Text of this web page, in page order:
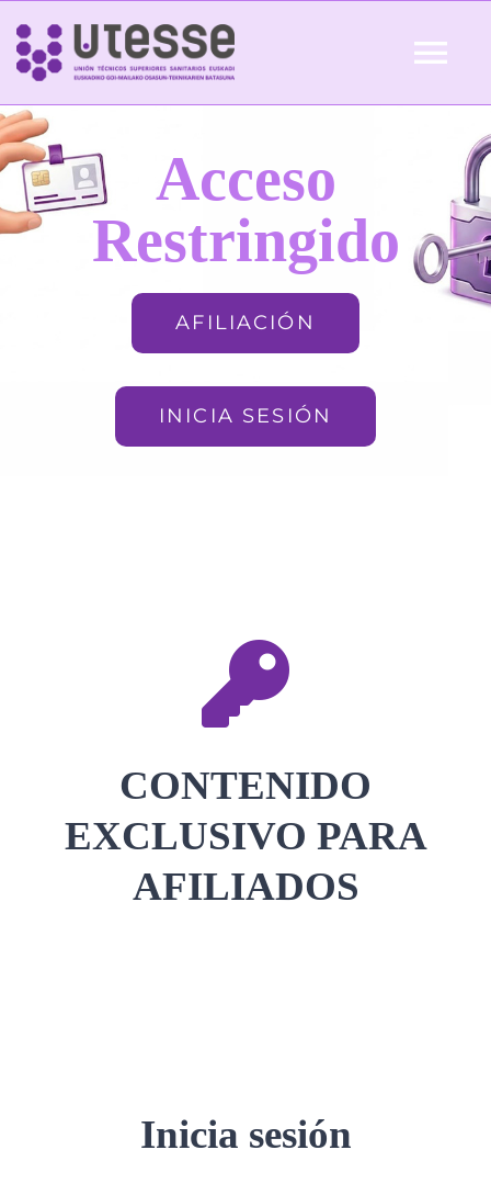
Skip
content
Inicio
QUIÉNES SOMOS Acceso
Restringido
AFILIACIÓN
INICIA SESIÓN
CONTENIDO
EXCLUSIVO PARA
AFILIADOS
Inicia sesión